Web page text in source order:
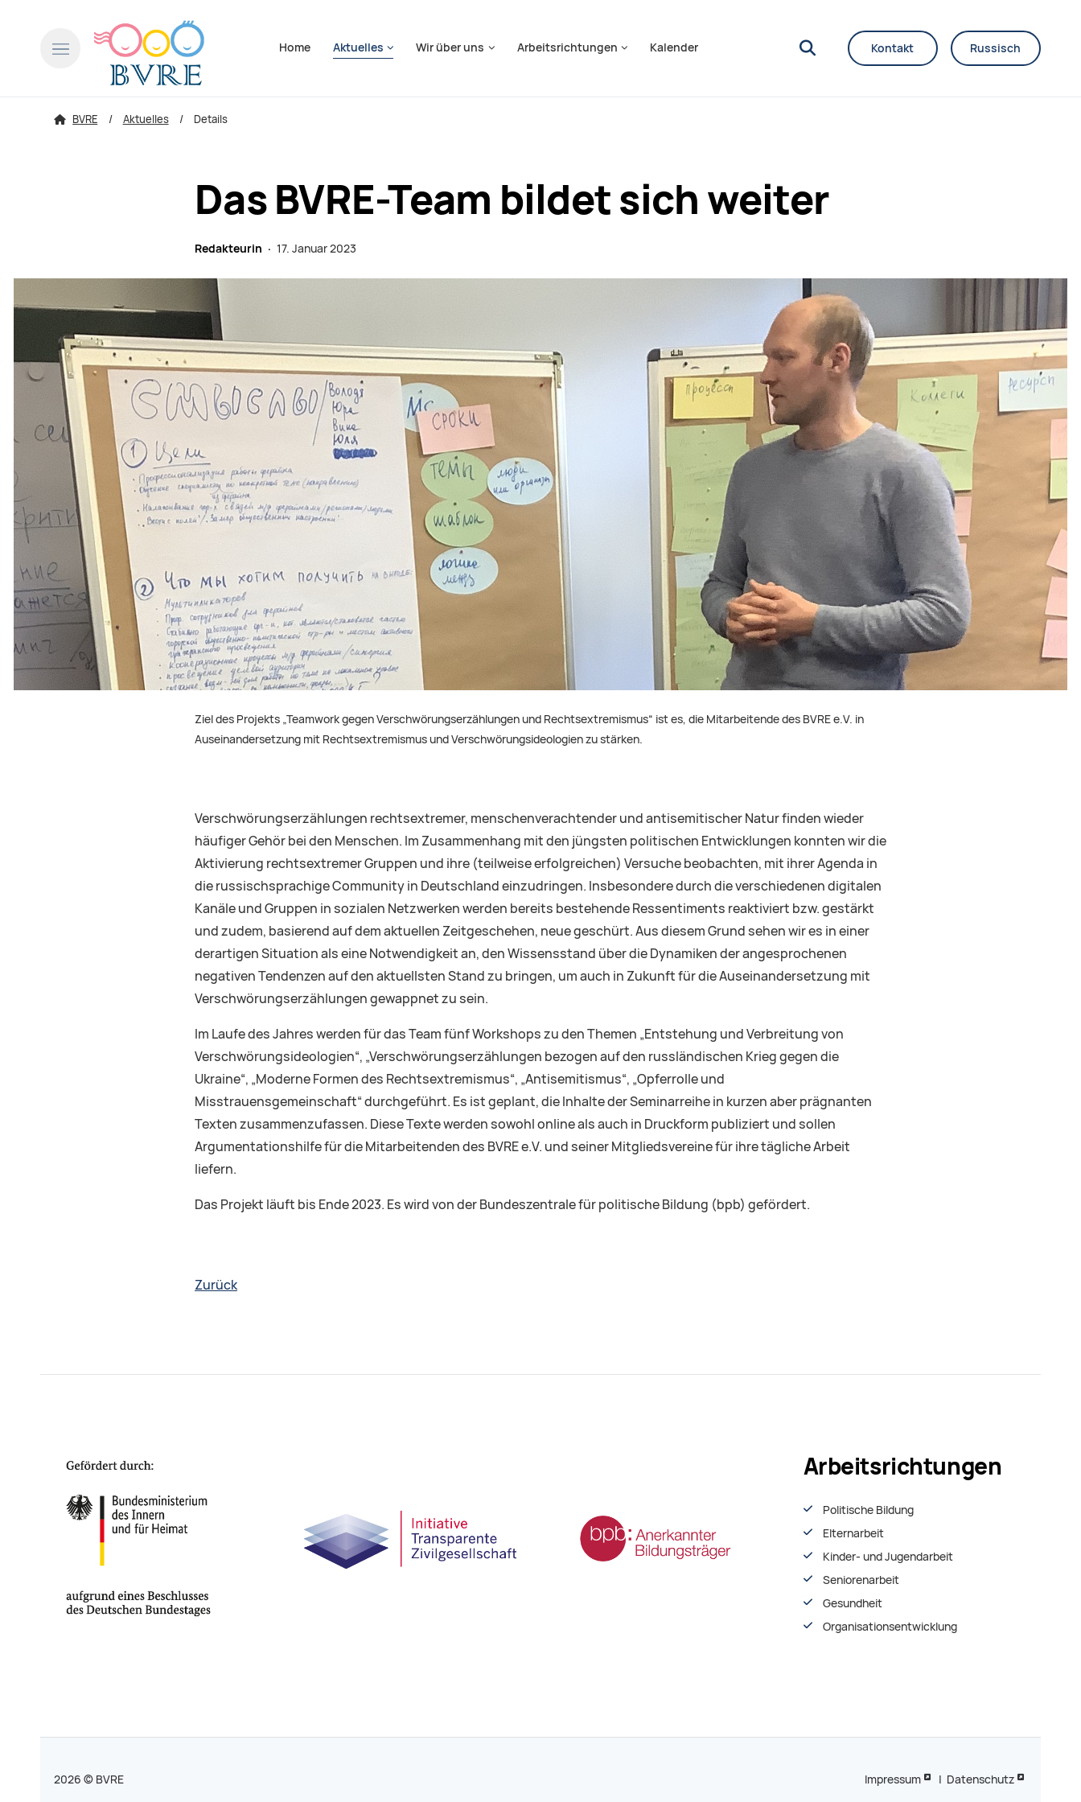
Home
Aktuelles Wir über uns Arbeitsrichtungen Kalender Kontakt Russisch
BVRE Aktuelles Details
Das BVRE-Team bildet sich weiter
Redakteurin · 17. Januar 2023
Ziel des Projekts „Teamwork gegen Verschwörungserzählungen und Rechtsextremismus“ ist es, die Mitarbeitende des BVRE e.V. in
Auseinandersetzung mit Rechtsextremismus und Verschwörungsideologien zu stärken.
Verschwörungserzählungen rechtsextremer, menschenverachtender und antisemitischer Natur finden wieder
häufiger Gehör bei den Menschen. Im Zusammenhang mit den jüngsten politischen Entwicklungen konnten wir die
Aktivierung rechtsextremer Gruppen und ihre (teilweise erfolgreichen) Versuche beobachten, mit ihrer Agenda in
die russischsprachige Community in Deutschland einzudringen. Insbesondere durch die verschiedenen digitalen
Kanäle und Gruppen in sozialen Netzwerken werden bereits bestehende Ressentiments reaktiviert bzw. gestärkt
und zudem, basierend auf dem aktuellen Zeitgeschehen, neue geschürt. Aus diesem Grund sehen wir es in einer
derartigen Situation als eine Notwendigkeit an, den Wissensstand über die Dynamiken der angesprochenen
negativen Tendenzen auf den aktuellsten Stand zu bringen, um auch in Zukunft für die Auseinandersetzung mit
Verschwörungserzählungen gewappnet zu sein.
Im Laufe des Jahres werden für das Team fünf Workshops zu den Themen „Entstehung und Verbreitung von
Verschwörungsideologien“, „Verschwörungserzählungen bezogen auf den russländischen Krieg gegen die
Ukraine“, „Moderne Formen des Rechtsextremismus“, „Antisemitismus“, „Opferrolle und
Misstrauensgemeinschaft“ durchgeführt. Es ist geplant, die Inhalte der Seminarreihe in kurzen aber prägnanten
Texten zusammenzufassen. Diese Texte werden sowohl online als auch in Druckform publiziert und sollen
Argumentationshilfe für die Mitarbeitenden des BVRE e.V. und seiner Mitgliedsvereine für ihre tägliche Arbeit
liefern.
Das Projekt läuft bis Ende 2023. Es wird von der Bundeszentrale für politische Bildung (bpb) gefördert.
Zurück
Arbeitsrichtungen
Politische Bildung
Elternarbeit
Kinder- und Jugendarbeit
Seniorenarbeit
Gesundheit
Organisationsentwiсklung
2026 © BVRE Impressum | Datenschutz